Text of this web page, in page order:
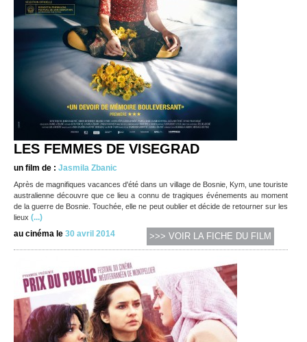
LES FEMMES DE VISEGRAD
un film de : Jasmila Zbanic
Après de magnifiques vacances d'été dans un village de Bosnie, Kym, une touriste
australienne découvre que ce lieu a connu de tragiques événements au moment
de la guerre de Bosnie. Touchée, elle ne peut oublier et décide de retourner sur les
lieux (...)
au cinéma le 30 avril 2014 >>> VOIR LA FICHE DU FILM